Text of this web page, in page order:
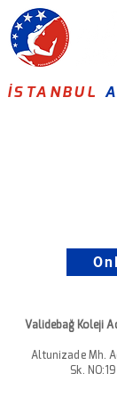
İSTANBUL
Validebağ Koleji
Altunizade Mh.
Sk.